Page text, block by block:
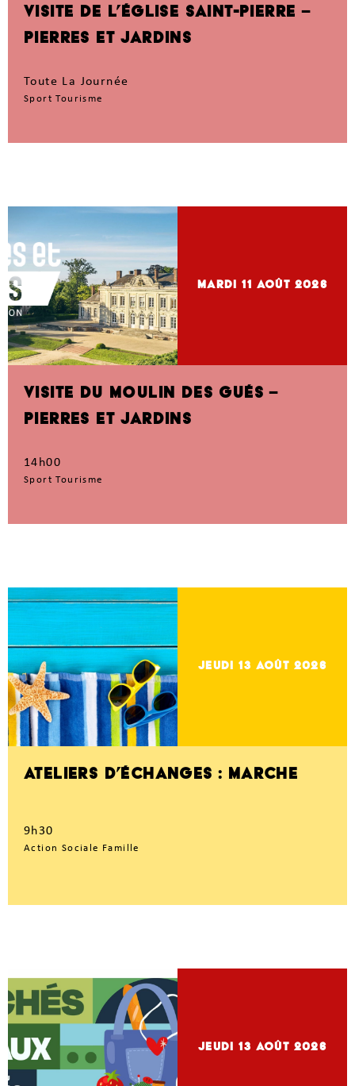
VISITE DE L’ÉGLISE SAINT-PIERRE –
PIERRES ET JARDINS
Toute La Journée
Sport Tourisme
mardi 11 Août 2026
VISITE DU MOULIN DES GUÉS –
PIERRES ET JARDINS
14h00
Sport Tourisme
jeudi 13 Août 2026
ATELIERS D’ÉCHANGES : MARCHE
9h30
Action Sociale Famille
jeudi 13 Août 2026